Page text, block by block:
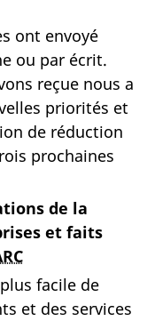
ont envoyé
ou par écrit.
reçue nous a
priorités et
de réduction
prochaines
de la
et faits
facile de
et des services